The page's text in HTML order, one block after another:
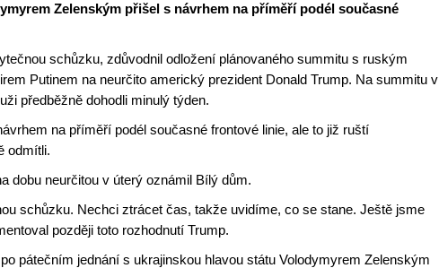
Zelenským přišel s návrhem na příměří podél současné
schůzku, zdůvodnil odložení plánovaného summitu s ruským
Putinem na neurčito americký prezident Donald Trump. Na summitu v
předběžně dohodli minulý týden.
na příměří podél současné frontové linie, ale to již ruští
odmítli.
dobu neurčitou v úterý oznámil Bílý dům.
schůzku. Nechci ztrácet čas, takže uvidíme, co se stane. Ještě jsme
později toto rozhodnutí Trump.
pátečním jednání s ukrajinskou hlavou státu Volodymyrem Zelenským